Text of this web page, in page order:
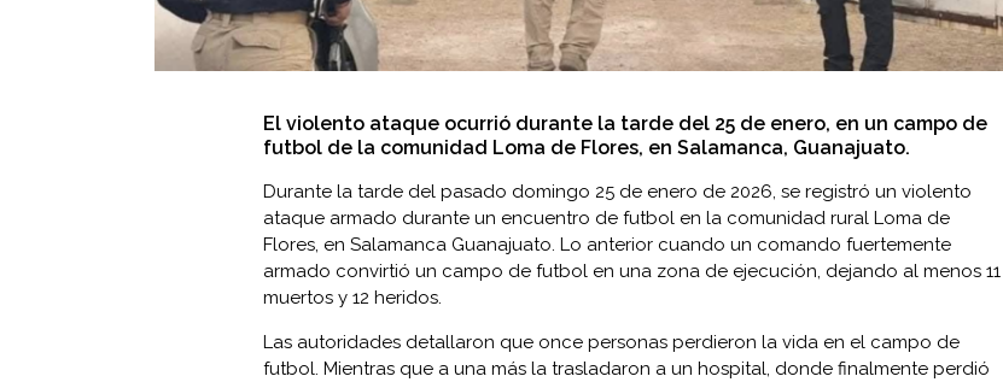
El violento ataque ocurrió durante la tarde del 25 de enero, en un campo de
futbol de la comunidad Loma de Flores, en Salamanca, Guanajuato.
Durante la tarde del pasado domingo 25 de enero de 2026, se registró un violento
ataque armado durante un encuentro de futbol en la comunidad rural Loma de
Flores, en Salamanca Guanajuato. Lo anterior cuando un comando fuertemente
armado convirtió un campo de futbol en una zona de ejecución, dejando al menos 11
muertos y 12 heridos.
Las autoridades detallaron que once personas perdieron la vida en el campo de
futbol. Mientras que a una más la trasladaron a un hospital, donde finalmente perdió